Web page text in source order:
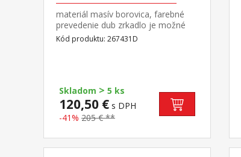
materiál masív borovica, farebné
prevedenie dub zrkadlo je možné
kombinovať s nábytkom z radu
TOPAZIO dub a RUBI dub
Kód produktu: 267431D
Skladom > 5 ks
120,50 € s DPH
-41% 205 € **